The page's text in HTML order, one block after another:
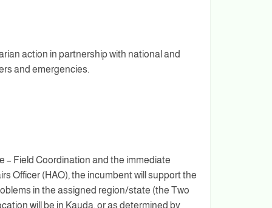
action in partnership with national and
and emergencies.
– Field Coordination and the immediate
Officer (HAO), the incumbent will support the
in the assigned region/state (the Two
will be in Kauda, or as determined by